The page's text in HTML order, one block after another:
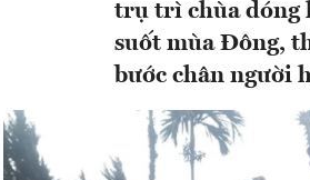
trụ trì chùa dóng
suốt mùa Đông,
bước chân người